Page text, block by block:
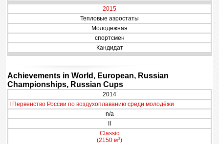
2015
Тепловые аэростаты
Молодёжная
спортсмен
Кандидат
Achievements in World, European, Russian
Championships, Russian Cups
2014
I Первенство России по воздухоплаванию среди молодёжи
n/a
Classic
(2150 м3)